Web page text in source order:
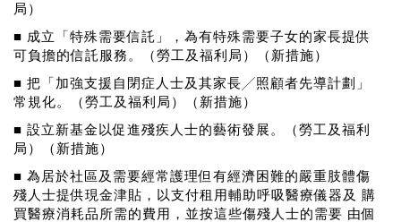
局）
■ 成立「特殊需要信託」，為有特殊需要子女的家長提供
可負擔的信託服務。（勞工及福利局）（新措施）
■ 把「加強支援自閉症人士及其家長╱照顧者先導計劃」
常規化。（勞工及福利局）（新措施）
■ 設立新基金以促進殘疾人士的藝術發展。（勞工及福利
局）（新措施）
■ 為居於社區及需要經常護理但有經濟困難的嚴重肢體傷
殘人士提供現金津貼，以支付租用輔助呼吸醫療儀器及 購
買醫療消耗品所需的費用，並按這些傷殘人士的需要 由個